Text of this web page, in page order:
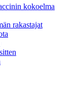
kokoelma
rakastajat